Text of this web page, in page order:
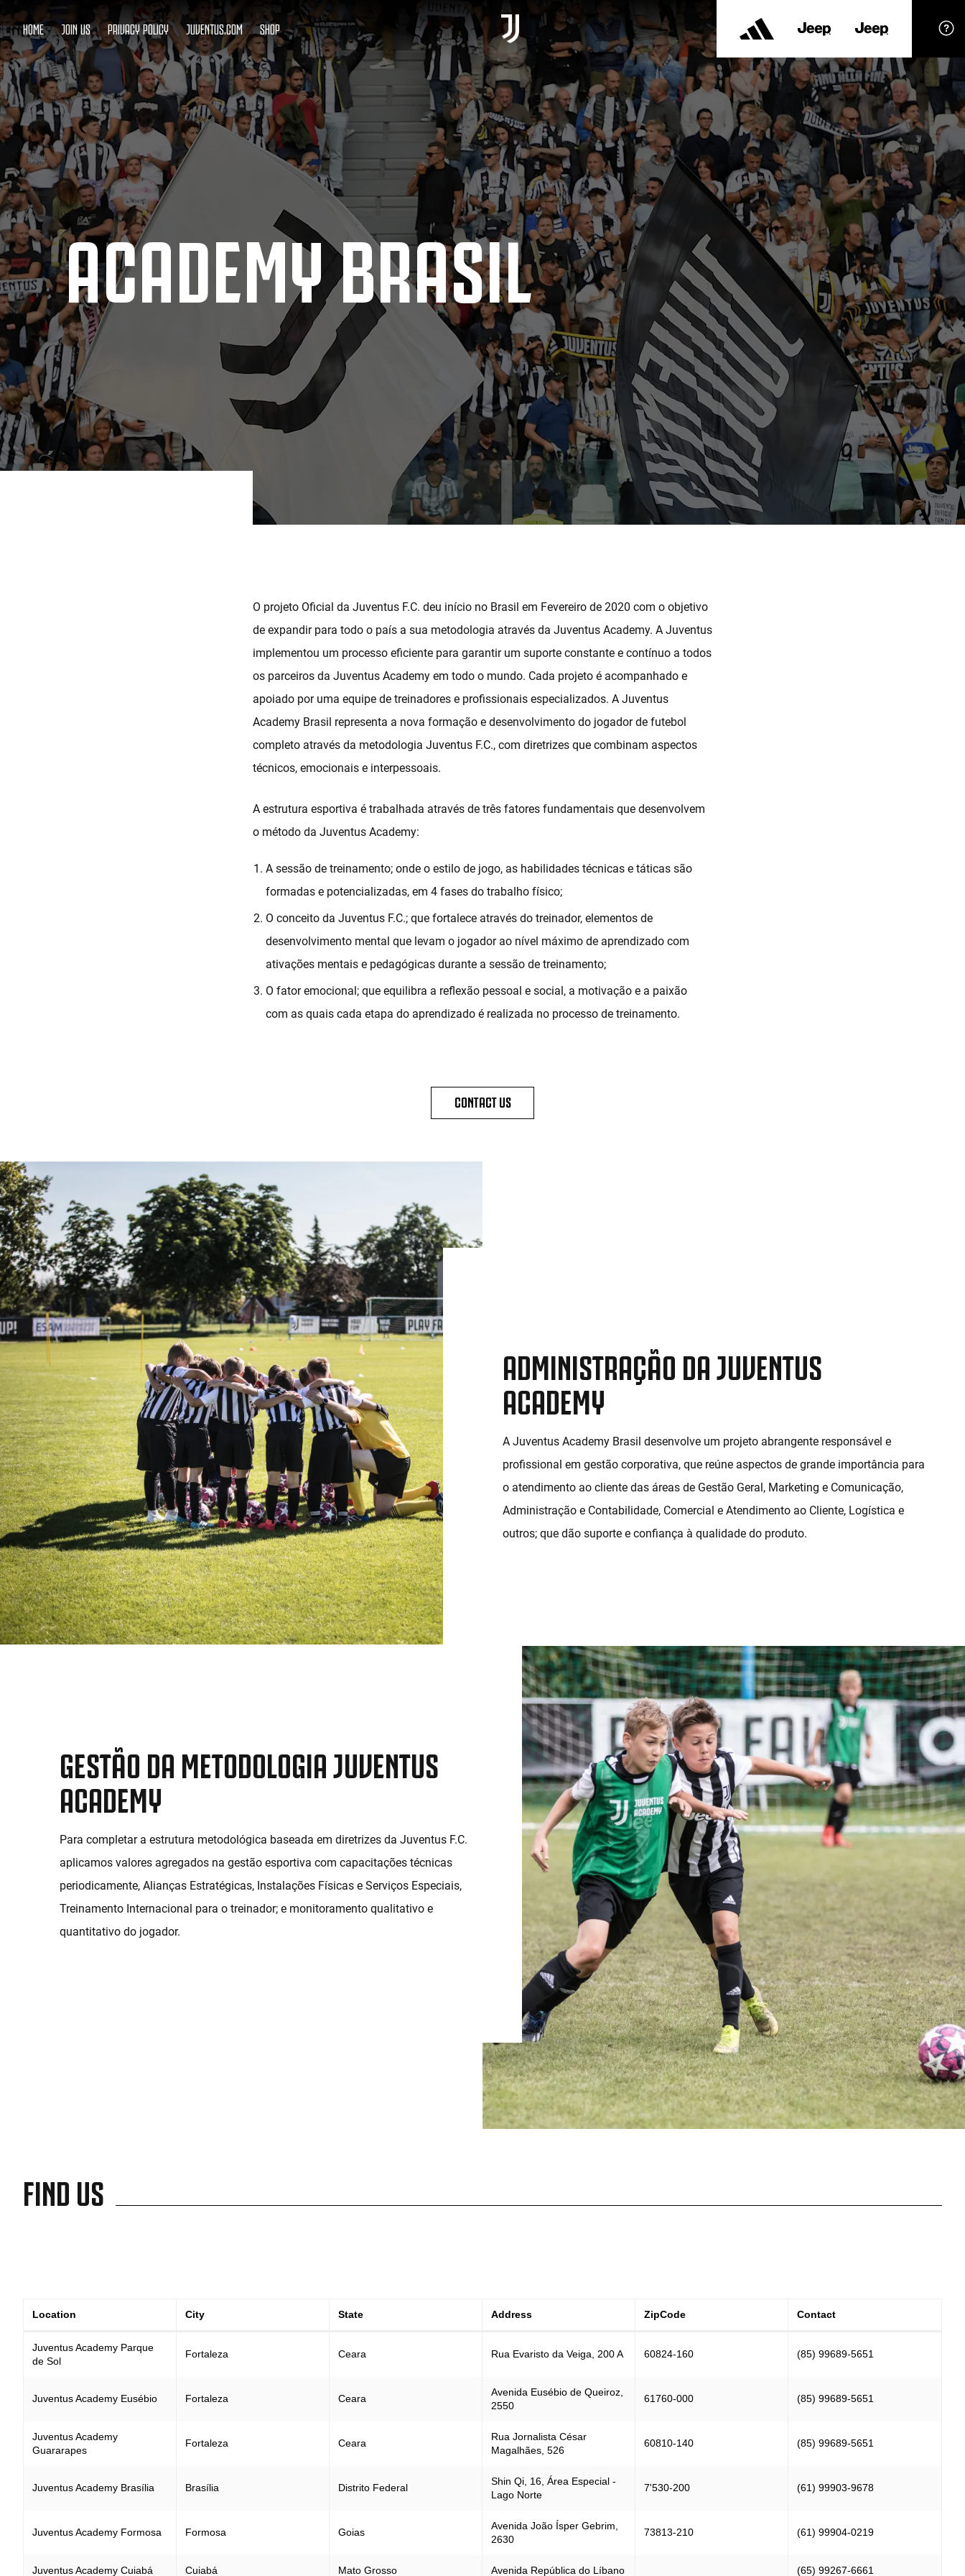
HOME JOIN US PRIVACY POLICY JUVENTUS.COM SHOP
ACADEMY BRASIL
O projeto Oficial da Juventus F.C. deu início no Brasil em Fevereiro de 2020 com o objetivo
de expandir para todo o país a sua metodologia através da Juventus Academy. A Juventus
implementou um processo eficiente para garantir um suporte constante e contínuo a todos
os parceiros da Juventus Academy em todo o mundo. Cada projeto é acompanhado e
apoiado por uma equipe de treinadores e profissionais especializados. A Juventus
Academy Brasil representa a nova formação e desenvolvimento do jogador de futebol
completo através da metodologia Juventus F.C., com diretrizes que combinam aspectos
técnicos, emocionais e interpessoais.
A estrutura esportiva é trabalhada através de três fatores fundamentais que desenvolvem
o método da Juventus Academy:
A sessão de treinamento; onde o estilo de jogo, as habilidades técnicas e táticas são
formadas e potencializadas, em 4 fases do trabalho físico;
O conceito da Juventus F.C.; que fortalece através do treinador, elementos de
desenvolvimento mental que levam o jogador ao nível máximo de aprendizado com
ativações mentais e pedagógicas durante a sessão de treinamento;
O fator emocional; que equilibra a reflexão pessoal e social, a motivação e a paixão
com as quais cada etapa do aprendizado é realizada no processo de treinamento.
CONTACT US
ADMINISTRAÇÃO DA JUVENTUS
ACADEMY
A Juventus Academy Brasil desenvolve um projeto abrangente responsável e
profissional em gestão corporativa, que reúne aspectos de grande importância para
o atendimento ao cliente das áreas de Gestão Geral, Marketing e Comunicação,
Administração e Contabilidade, Comercial e Atendimento ao Cliente, Logística e
outros; que dão suporte e confiança à qualidade do produto.
GESTÃO DA METODOLOGIA JUVENTUS
ACADEMY
Para completar a estrutura metodológica baseada em diretrizes da Juventus F.C.
aplicamos valores agregados na gestão esportiva com capacitações técnicas
periodicamente, Alianças Estratégicas, Instalações Físicas e Serviços Especiais,
Treinamento Internacional para o treinador; e monitoramento qualitativo e
quantitativo do jogador.
FIND US
Location City State Address ZipCode Contact
Juventus Academy Parque
de Sol
Fortaleza Ceara Rua Evaristo da Veiga, 200 A 60824-160 (85) 99689-5651
Juventus Academy Eusébio Fortaleza Ceara
Avenida Eusébio de Queiroz,
2550
61760-000 (85) 99689-5651
Juventus Academy
Guararapes
Fortaleza Ceara
Rua Jornalista César
Magalhães, 526
60810-140 (85) 99689-5651
Juventus Academy Brasília Brasília Distrito Federal
Shin Qi, 16, Área Especial -
Lago Norte
7'530-200 (61) 99903-9678
Juventus Academy Formosa Formosa Goias
Avenida João Ísper Gebrim,
2630
73813-210 (61) 99904-0219
Juventus Academy Cuiabá Cuiabá Mato Grosso Avenida República do Líbano (65) 99267-6661